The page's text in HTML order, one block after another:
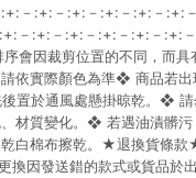
－:+:－:+:－:+:－:+:－:+:
:+:－:+:－:+:－:+:－:+:－
會因裁剪位置的不同，而
依實際顏色為準❖ 商品若
於通風處懸掛晾乾。❖
材質變化。❖ 若遇油漬髒
白棉布擦乾。★退換貨條
因發送錯的款式或貨品於